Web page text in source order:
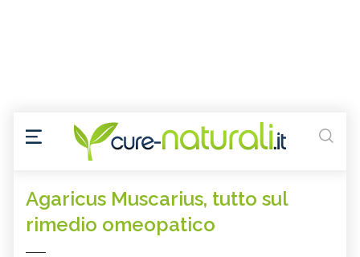
Agaricus Muscarius, tutto sul
rimedio omeopatico